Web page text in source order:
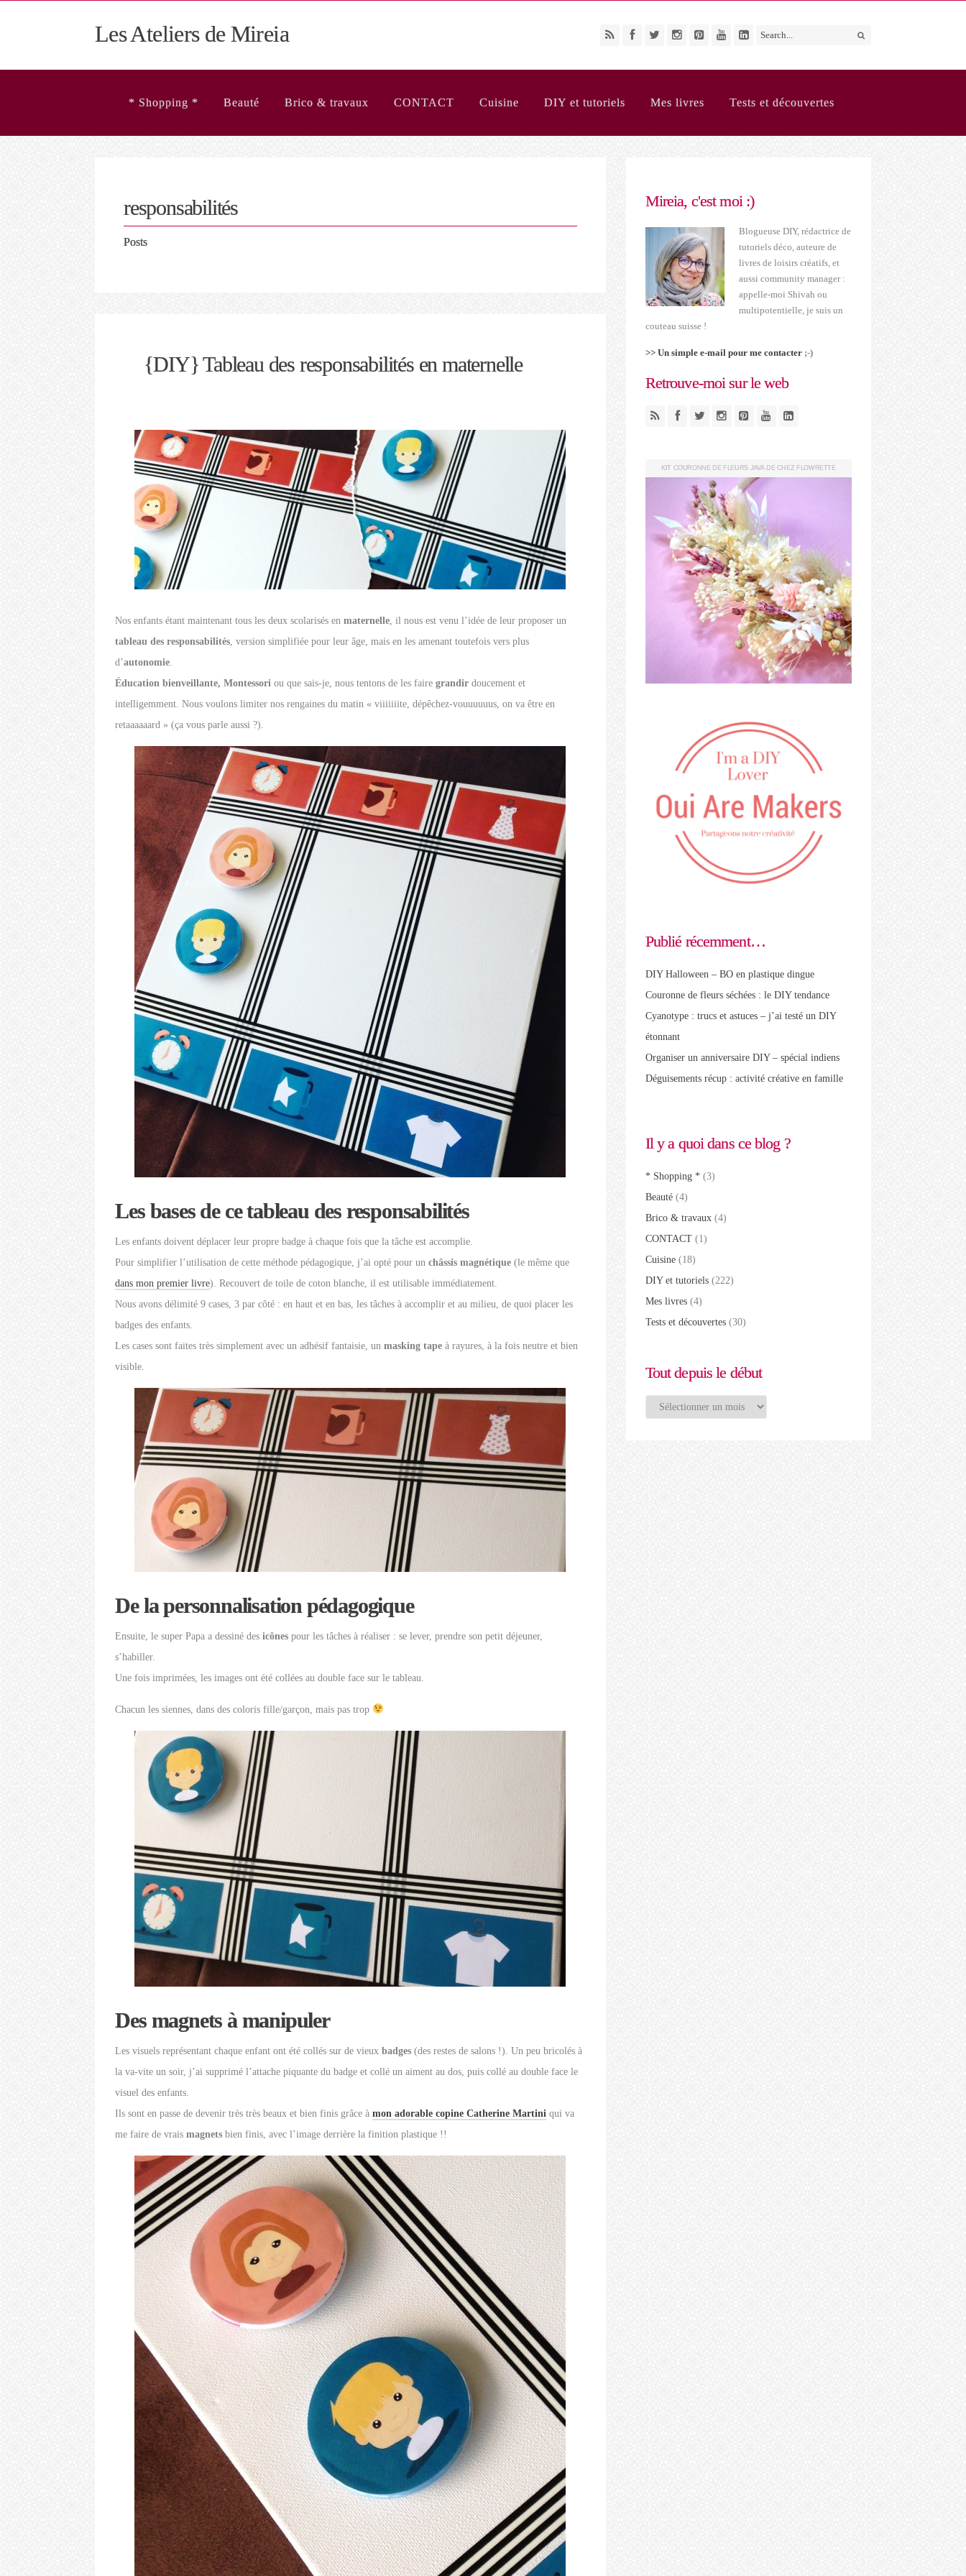
Les Ateliers de Mireia
* Shopping * Beauté Brico & travaux CONTACT Cuisine DIY et tutoriels Mes livres Tests et découvertes
responsabilités
Posts
{DIY} Tableau des responsabilités en maternelle
Nos enfants étant maintenant tous les deux scolarisés enmaternelle, il nous est venu l’idée de leur proposer un
tableau des responsabilités, version simplifiée pour leur âge, mais en les amenant toutefois vers plus
d’autonomie.
Éducation bienveillante, Montessori ou que sais-je, nous tentons de les fairegrandir doucement et
intelligemment. Nous voulons limiter nos rengaines du matin « viiiiiiite, dépêchez-vouuuuuus, on va être en
retaaaaaard » (ça vous parle aussi ?).
Les bases de ce tableau des responsabilités
Les enfants doivent déplacer leur propre badge à chaque fois que la tâche est accomplie.
Pour simplifier l’utilisation de cette méthode pédagogique, j’ai opté pour unchâssis magnétique (le même que
dans mon premier livre). Recouvert de toile de coton blanche, il est utilisable immédiatement.
Nous avons délimité 9 cases, 3 par côté : en haut et en bas, les tâches à accomplir et au milieu, de quoi placer les
badges des enfants.
Les cases sont faites très simplement avec un adhésif fantaisie, unmasking tape à rayures, à la fois neutre et bien
visible.
De la personnalisation pédagogique
Ensuite, le super Papa a dessiné desicônes pour les tâches à réaliser : se lever, prendre son petit déjeuner,
s’habiller.
Une fois imprimées, les images ont été collées au double face sur le tableau.
Chacun les siennes, dans des coloris fille/garçon, mais pas trop
Des magnets à manipuler
Les visuels représentant chaque enfant ont été collés sur de vieuxbadges (des restes de salons !). Un peu bricolés à
la va-vite un soir, j’ai supprimé l’attache piquante du badge et collé un aiment au dos, puis collé au double face le
visuel des enfants.
Ils sont en passe de devenir très très beaux et bien finis grâce àmon adorable copine Catherine Martini qui va
me faire de vraismagnets bien finis, avec l’image derrière la finition plastique !!
Mireia, c'est moi :)
Blogueuse DIY, rédactrice de
tutoriels déco, auteure de
livres de loisirs créatifs, et
aussi community manager :
appelle-moi Shivah ou
multipotentielle, je suis un
couteau suisse !
>> Un simple e-mail pour me contacter;-)
Retrouve-moi sur le web
KIT COURONNE DE FLEURS JAVA DE CHEZ FLOWRETTE
Publié récemment…
DIY Halloween – BO en plastique dingue
Couronne de fleurs séchées : le DIY tendance
Cyanotype : trucs et astuces – j’ai testé un DIY
étonnant
Organiser un anniversaire DIY – spécial indiens
Déguisements récup : activité créative en famille
Il y a quoi dans ce blog ?
* Shopping *(3)
Beauté(4)
Brico & travaux(4)
CONTACT(1)
Cuisine(18)
DIY et tutoriels(222)
Mes livres(4)
Tests et découvertes(30)
Tout depuis le début
Tout